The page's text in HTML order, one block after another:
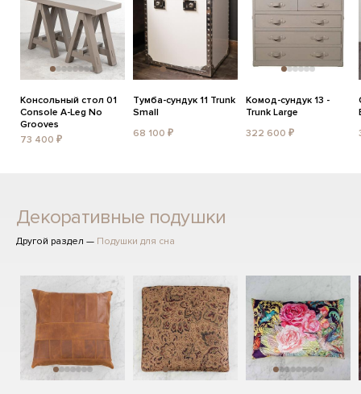
Консольный стол 01
Console A-Leg No
Grooves
73 400 ₽
Тумба-сундук 11 Trunk
Small
68 100 ₽
Комод-сундук 13 -
Trunk Large
322 600 ₽
Декоративные подушки
Другой раздел — Подушки для сна